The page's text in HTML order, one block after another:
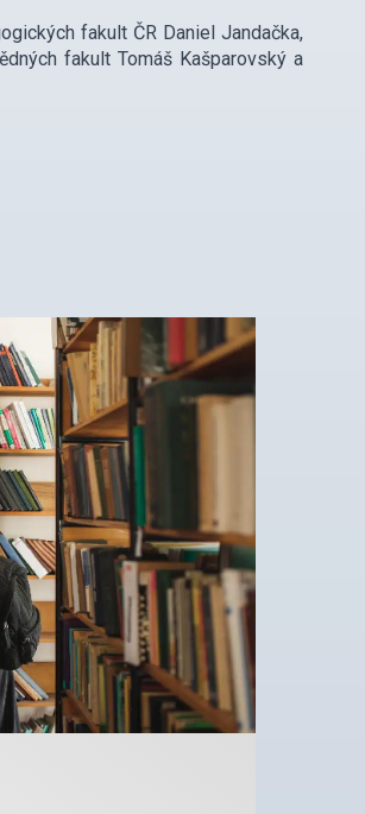
fakult ČR Daniel Jandačka,
fakult Tomáš Kašparovský a